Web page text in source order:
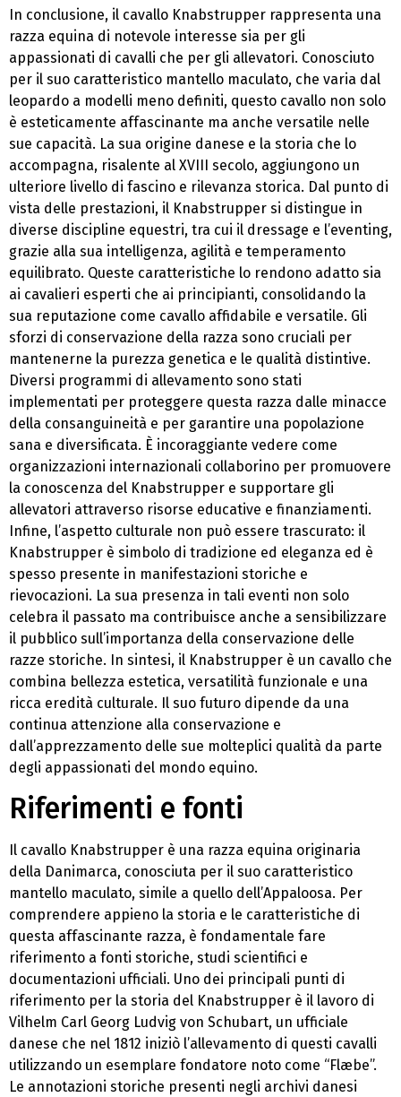
In conclusione, il cavallo Knabstrupper rappresenta una
razza equina di notevole interesse sia per gli
appassionati di cavalli che per gli allevatori. Conosciuto
per il suo caratteristico mantello maculato, che varia dal
leopardo a modelli meno definiti, questo cavallo non solo
è esteticamente affascinante ma anche versatile nelle
sue capacità. La sua origine danese e la storia che lo
accompagna, risalente al XVIII secolo, aggiungono un
ulteriore livello di fascino e rilevanza storica. Dal punto di
vista delle prestazioni, il Knabstrupper si distingue in
diverse discipline equestri, tra cui il dressage e l’eventing,
grazie alla sua intelligenza, agilità e temperamento
equilibrato. Queste caratteristiche lo rendono adatto sia
ai cavalieri esperti che ai principianti, consolidando la
sua reputazione come cavallo affidabile e versatile. Gli
sforzi di conservazione della razza sono cruciali per
mantenerne la purezza genetica e le qualità distintive.
Diversi programmi di allevamento sono stati
implementati per proteggere questa razza dalle minacce
della consanguineità e per garantire una popolazione
sana e diversificata. È incoraggiante vedere come
organizzazioni internazionali collaborino per promuovere
la conoscenza del Knabstrupper e supportare gli
allevatori attraverso risorse educative e finanziamenti.
Infine, l’aspetto culturale non può essere trascurato: il
Knabstrupper è simbolo di tradizione ed eleganza ed è
spesso presente in manifestazioni storiche e
rievocazioni. La sua presenza in tali eventi non solo
celebra il passato ma contribuisce anche a sensibilizzare
il pubblico sull’importanza della conservazione delle
razze storiche. In sintesi, il Knabstrupper è un cavallo che
combina bellezza estetica, versatilità funzionale e una
ricca eredità culturale. Il suo futuro dipende da una
continua attenzione alla conservazione e
dall’apprezzamento delle sue molteplici qualità da parte
degli appassionati del mondo equino.
Riferimenti e fonti
Il cavallo Knabstrupper è una razza equina originaria
della Danimarca, conosciuta per il suo caratteristico
mantello maculato, simile a quello dell’Appaloosa. Per
comprendere appieno la storia e le caratteristiche di
questa affascinante razza, è fondamentale fare
riferimento a fonti storiche, studi scientifici e
documentazioni ufficiali. Uno dei principali punti di
riferimento per la storia del Knabstrupper è il lavoro di
Vilhelm Carl Georg Ludvig von Schubart, un ufficiale
danese che nel 1812 iniziò l’allevamento di questi cavalli
utilizzando un esemplare fondatore noto come “Flæbe”.
Le annotazioni storiche presenti negli archivi danesi